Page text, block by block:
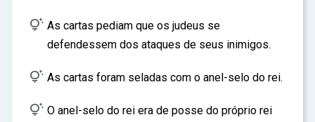
 As cartas pediam que os judeus se
defendessem dos ataques de seus inimigos.
 As cartas foram seladas com o anel-selo do rei.
 O anel-selo do rei era de posse do próprio rei